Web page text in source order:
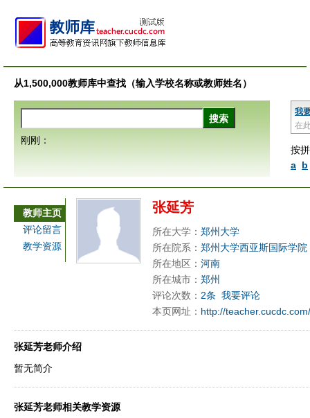
从1,500,000教师库中查找（输入学校名称或教师姓名）
我
在
按
a b
刚刚：
教师主页
评论留言
教学资源
张延芳
所在大学： 郑州大学
所在院系： 郑州大学西亚斯国际学
所在地区： 河南
所在城市： 郑州
评论次数： 2条 我要评论
本页网址： http://
张延芳老师介绍
暂无简介
张延芳老师相关教学资源